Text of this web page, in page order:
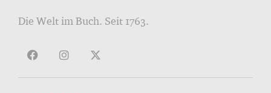
Die Welt im Buch. Seit 1763.